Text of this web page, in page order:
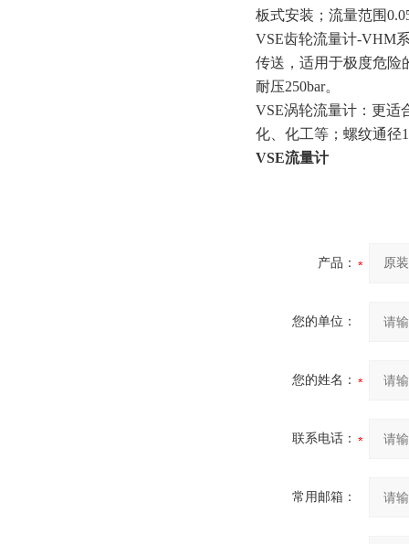
板式安装；流量范围
VSE齿轮流量计-VHM
传送，适用于极度危险
耐压250bar。
VSE涡轮流量计：更适
化、化工等；螺纹通径
VSE流量计
产品：
您的单位：
您的姓名：
联系电话：
常用邮箱：